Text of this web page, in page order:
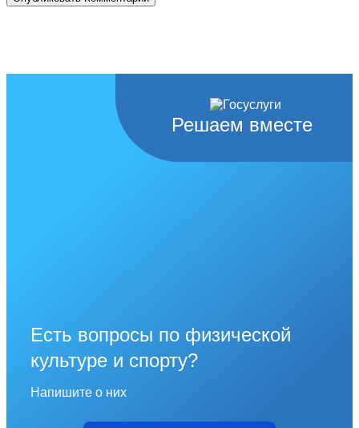
Решаем вместе
Есть вопросы по физической
культуре и спорту?
Напишите о них